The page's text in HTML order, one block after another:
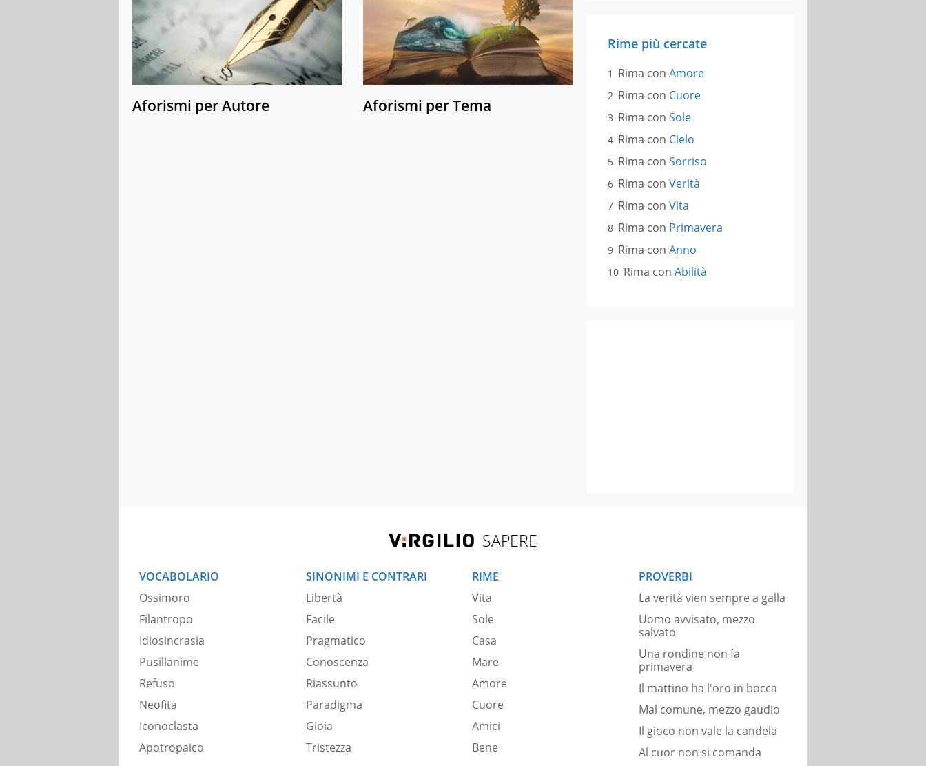
Aforismi per Autore Aforismi per Tema
Rime più cercate
Rima con Amore
Rima con Cuore
Rima con Sole
Rima con Cielo
Rima con Sorriso
Rima con Verità
Rima con Vita
Rima con Primavera
Rima con Anno
Rima con Abilità
SAPERE
VOCABOLARIO
Ossimoro
Filantropo
Idiosincrasia
Pusillanime
Refuso
Neofita
Iconoclasta
Apotropaico
SINONIMI E CONTRARI
Libertà
Facile
Pragmatico
Conoscenza
Riassunto
Paradigma
Gioia
Tristezza
RIME
Vita
Sole
Casa
Mare
Amore
Cuore
Amici
Bene
PROVERBI
La verità vien sempre a galla
Uomo avvisato, mezzo
salvato
Una rondine non fa
primavera
Il mattino ha l'oro in bocca
Mal comune, mezzo gaudio
Il gioco non vale la candela
Al cuor non si comanda